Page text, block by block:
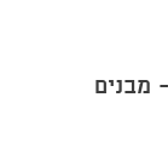
מבנים